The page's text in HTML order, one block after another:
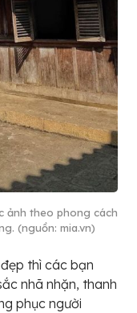
ảnh theo phong cách
(nguồn: mia.vn)
thì các bạn
nhã nhặn, thanh
phục người